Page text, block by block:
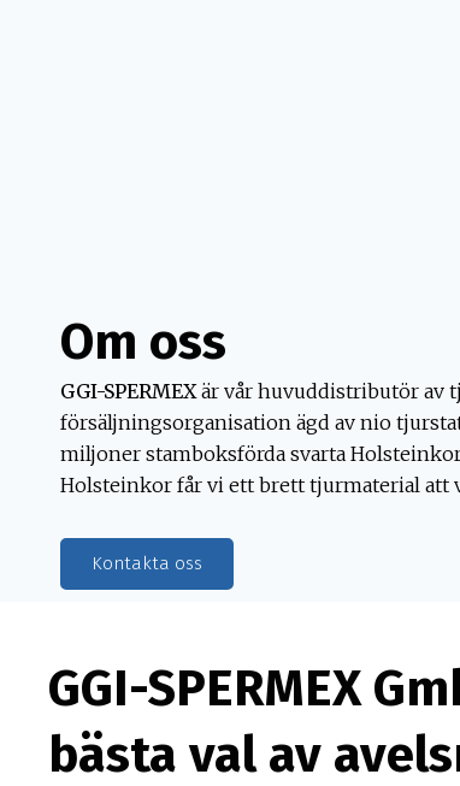
Om oss
GGI-SPERMEXär vår huvuddistributör av
försäljningsorganisation ägd av nio
miljoner stamboksförda svarta
Holsteinkor får vi ett brett tjurmaterial att
Kontakta oss
GGI-SPERMEX
bästa val av